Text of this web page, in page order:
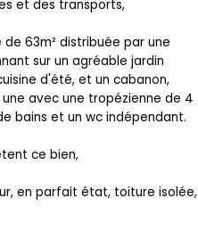
et des transports,
63m² distribuée par une
sur un agréable jardin
d'été, et un cabanon,
avec une tropézienne de 4
bains et un wc indépendant.
ce bien,
en parfait état, toiture isolée,